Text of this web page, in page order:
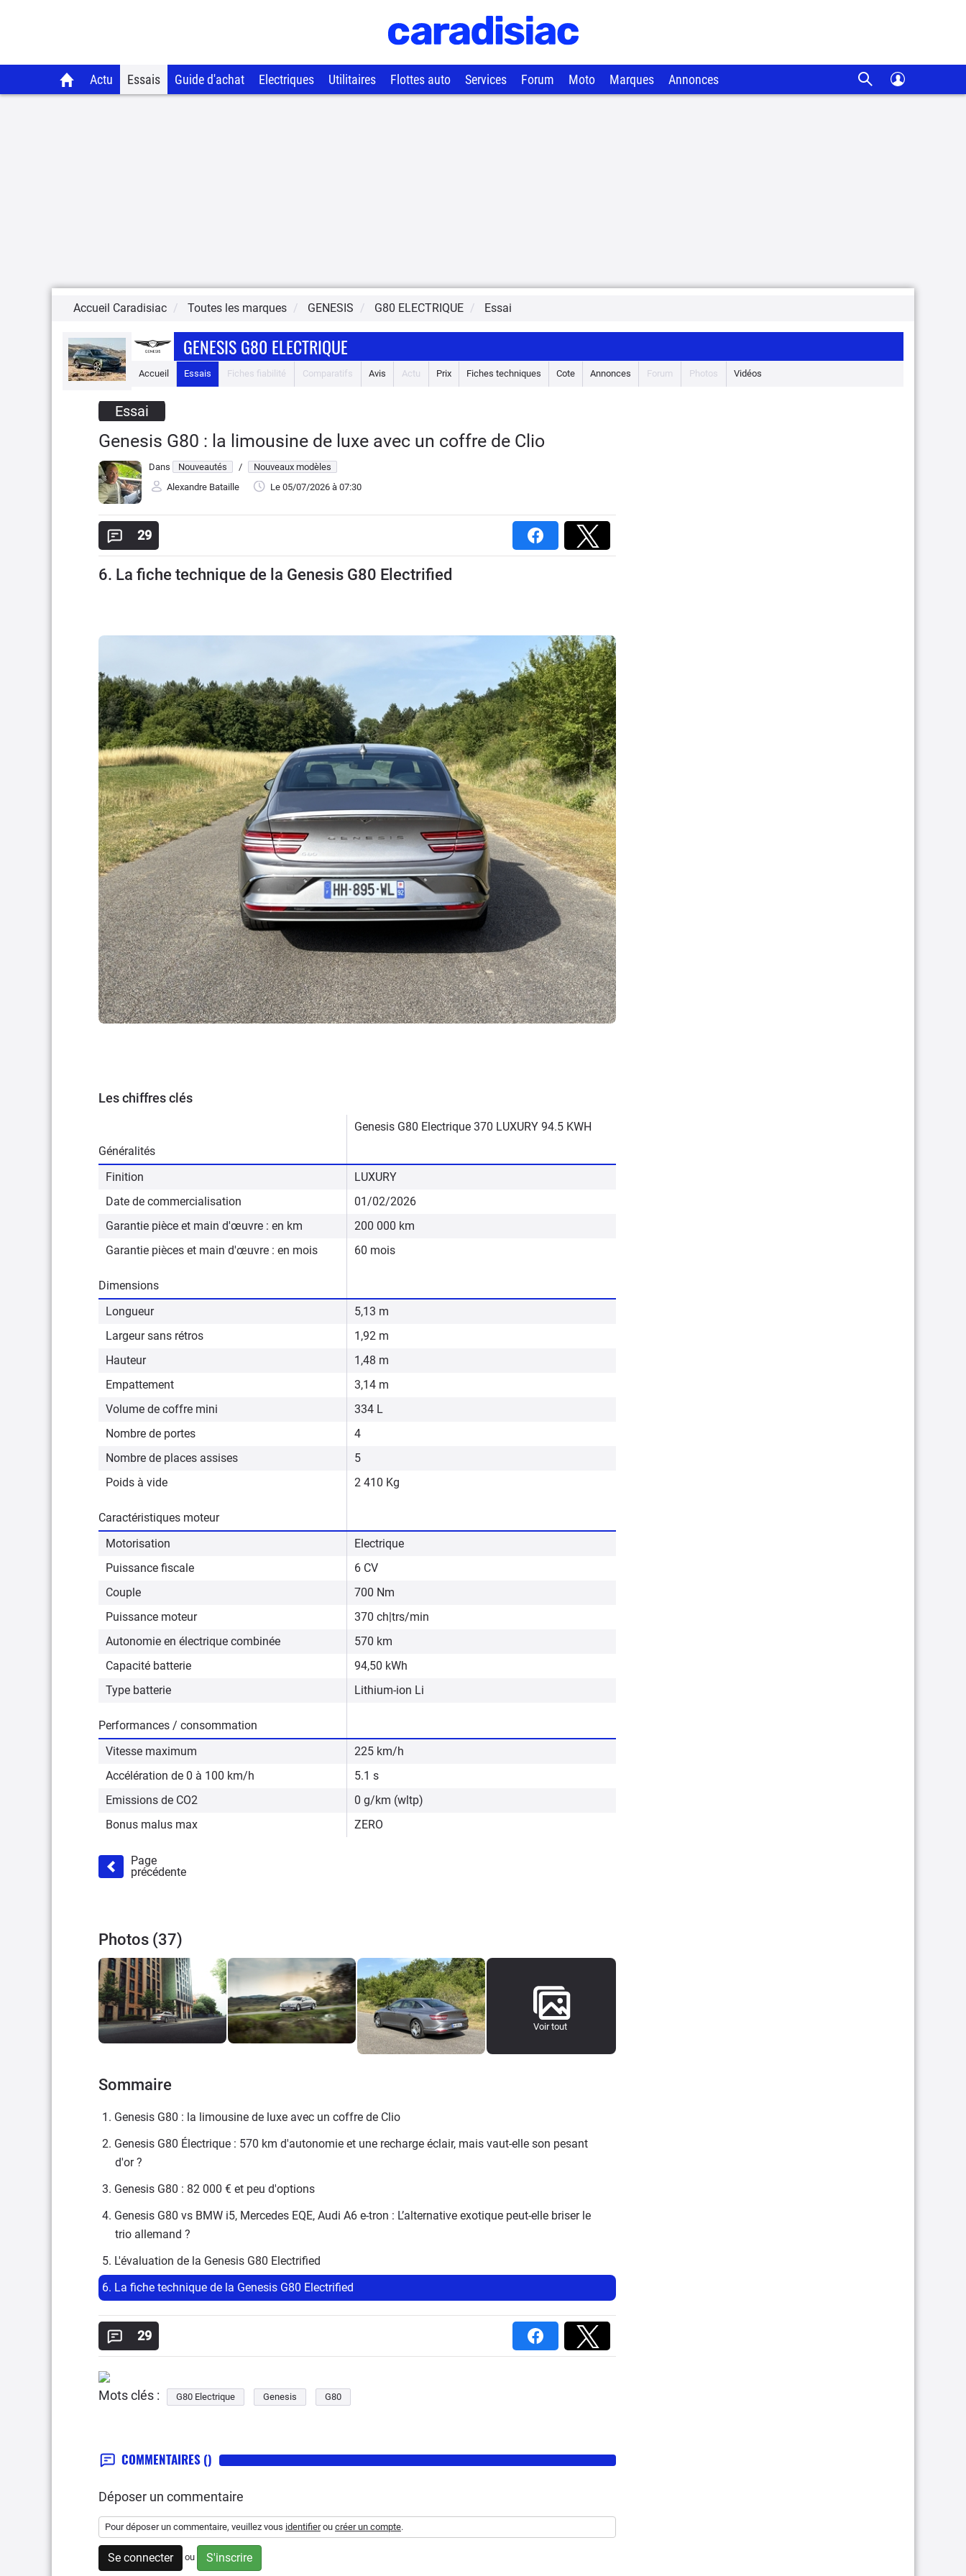
Actu Essais Guide d'achat Electriques Utilitaires Flottes auto Services Forum Moto Marques Annonces
Accueil Caradisiac Toutes les marques GENESIS G80 ELECTRIQUE Essai
GENESIS G80 ELECTRIQUE
Accueil Essais Fiches fiabilité Comparatifs Avis Actu Prix Fiches techniques Cote Annonces Forum Photos Vidéos
Essai
Genesis G80 : la limousine de luxe avec un coffre de Clio
Dans Nouveautés /
Nouveaux modèles
Alexandre Bataille
Le 05/07/2026 à 07:30
29
6. La fiche technique de la Genesis G80 Electrified
Les chiffres clés
Genesis G80 Electrique 370 LUXURY 94.5 KWH
Généralités
Finition
LUXURY
Date de commercialisation
01/02/2026
Garantie pièce et main d'œuvre : en km
200 000 km
Garantie pièces et main d'œuvre : en mois
60 mois
Dimensions
Longueur
5,13 m
Largeur sans rétros
1,92 m
Hauteur
1,48 m
Empattement
3,14 m
Volume de coffre mini
334 L
Nombre de portes
4
Nombre de places assises
5
Poids à vide
2 410 Kg
Caractéristiques moteur
Motorisation
Electrique
Puissance fiscale
6 CV
Couple
700 Nm
Puissance moteur
370 ch|trs/min
Autonomie en électrique combinée
570 km
Capacité batterie
94,50 kWh
Type batterie
Lithium-ion Li
Performances / consommation
Vitesse maximum
225 km/h
Accélération de 0 à 100 km/h
5.1 s
Emissions de CO2
0 g/km (wltp)
Bonus malus max
ZERO
Page
précédente
Photos (37)
Voir tout
Sommaire
1. Genesis G80 : la limousine de luxe avec un coffre de Clio
2. Genesis G80 Électrique : 570 km d'autonomie et une recharge éclair, mais vaut-elle son pesant
d'or ?
3. Genesis G80 : 82 000 € et peu d'options
4. Genesis G80 vs BMW i5, Mercedes EQE, Audi A6 e-tron : L’alternative exotique peut-elle briser le
trio allemand ?
5. L'évaluation de la Genesis G80 Electrified
6. La fiche technique de la Genesis G80 Electrified
29
Mots clés : G80 Electrique Genesis G80
COMMENTAIRES ()
Déposer un commentaire
Pour déposer un commentaire, veuillez vous identifierou créer un compte.
Se connecter ou S'inscrire